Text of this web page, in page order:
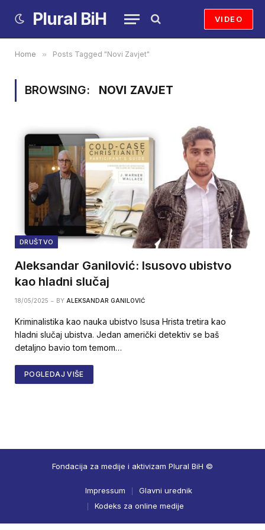
Plural BiH VIDEO
Home » Posts Tagged "Novi Zavjet"
BROWSING: NOVI ZAVJET
DRUŠTVO
Aleksandar Ganilović: Isusovo ubistvo
kao hladni slučaj
18/05/2025 BY ALEKSANDAR GANILOVIĆ
Kriminalistika kao nauka ubistvo Isusa Hrista tretira kao
hladni slučaj ubistva. Jedan američki detektiv se baš
detaljno bavio tom temom…
POGLEDAJ VIŠE
Fondacija za medije i aktivizam Plural BiH ©
Impressum
Glavni urednik
Kodeks za online medije